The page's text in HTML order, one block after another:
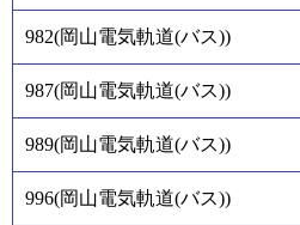
982(岡山電気軌道(バス))
987(岡山電気軌道(バス))
989(岡山電気軌道(バス))
996(岡山電気軌道(バス))